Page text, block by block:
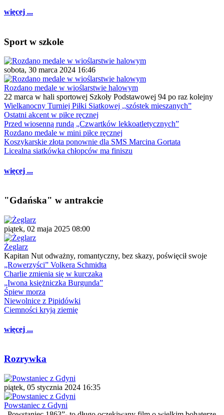
więcej ...
Sport w szkole
sobota, 30 marca 2024 16:46
Rozdano medale w wioślarstwie halowym
22 marca w hali sportowej Szkoły Podstawowej 94 po raz kolejny
Wielkanocny Turniej Piłki Siatkowej ,,szóstek mieszanych”
Ostatni akcent w piłce ręcznej
Przed wiosenną rundą „Czwartków lekkoatletycznych”
Rozdano medale w mini piłce ręcznej
Koszykarskie złota ponownie dla SMS Marcina Gortata
Licealna siatkówka chłopców ma finiszu
więcej ...
"Gdańska" w antrakcie
piątek, 02 maja 2025 08:00
Żeglarz
Kapitan Nut odważny, romantyczny, bez skazy, poświęcił swoje
„Rowerzyści” Volkera Schmidta
Charlie zmienia się w kurczaka
„Iwona księżniczka Burgunda”
Śpiew morza
Niewolnice z Pipidówki
Ciemności kryją ziemię
więcej ...
Rozrywka
piątek, 05 stycznia 2024 16:35
Powstaniec z Gdyni